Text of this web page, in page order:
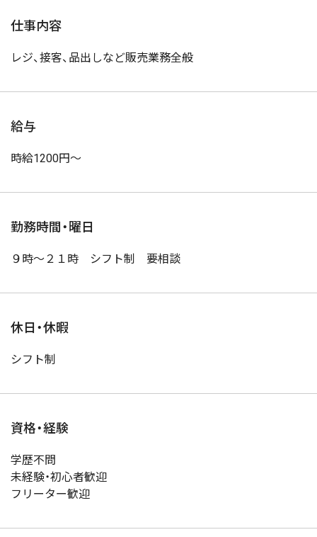
仕事内容
レジ、接客、品出しなど販売業務全般
給与
時給1200円〜
勤務時間・曜日
９時〜２１時 シフト制 要相談
休日・休暇
シフト制
資格・経験
学歴不問
未経験・初心者歓迎
フリーター歓迎